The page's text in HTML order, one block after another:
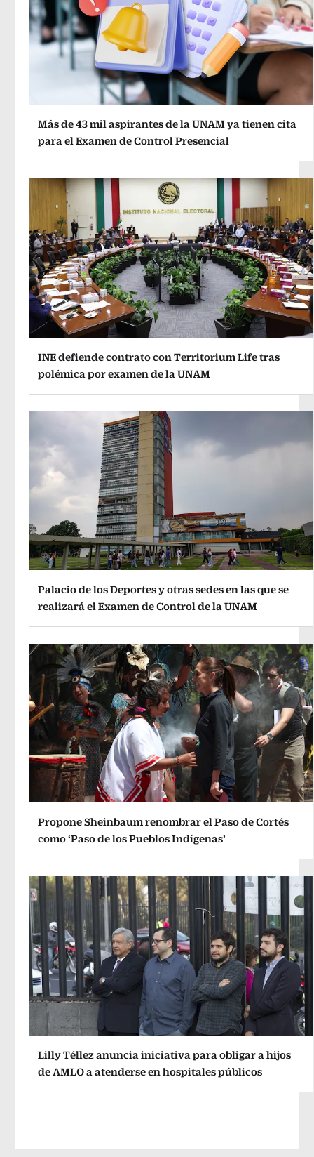
Más de 43 mil aspirantes de la UNAM ya tienen cita
para el Examen de Control Presencial
INE defiende contrato con Territorium Life tras
polémica por examen de la UNAM
Palacio de los Deportes y otras sedes en las que se
realizará el Examen de Control de la UNAM
Propone Sheinbaum renombrar el Paso de Cortés
como ‘Paso de los Pueblos Indígenas’
Lilly Téllez anuncia iniciativa para obligar a hijos
de AMLO a atenderse en hospitales públicos